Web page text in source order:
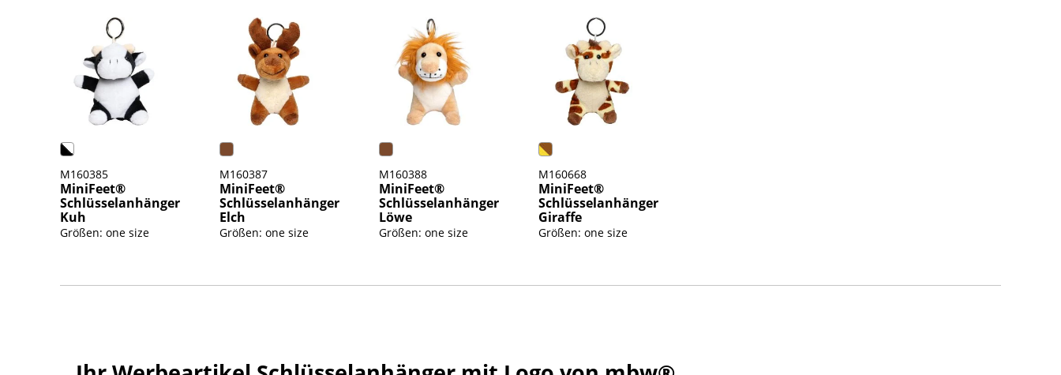
M160385
MiniFeet®
Schlüsselanhänger
Kuh
Größen: one size
M160387
MiniFeet®
Schlüsselanhänger
Elch
Größen: one size
M160388
MiniFeet®
Schlüsselanhänger
Löwe
Größen: one size
M160668
MiniFeet®
Schlüsselanhänger
Giraffe
Größen: one size